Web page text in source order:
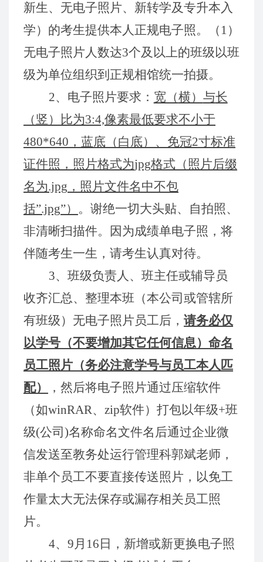
新生、 无电子照片、新转学及专升本入
学）的考生提供本人正规电子照。
（1）
无电子照片人数达3个及以上的班级以班
级为单位组织到正规相馆统一拍摄。
2、 电子照片要求： 宽（横） 与长
（竖）
比为3:4,像素最低要求不小于
480*640， 蓝底（白底） 、免冠2寸标准
证件照， 照片格式为jpg格式 （照片后缀
名为.jpg ，照片文件名中不包
括”.jpg”） 。谢绝一切大头贴、自拍照、
非清晰扫描件。因为成绩单电子照， 将
伴随考生一生 ， 请考生认真对待。
3、班级负责人、 班主任或辅导员
收齐汇总、整理本班 （本公司或管辖所
有班级） 无电子照片员工后， 请务必仅
以学号 （不要增加其它任何信息）命名
员工照片 （务必注意学号与员工本人匹
配）
，然后将电子照片通过压缩软件
（如winRAR、zip软件） 打包以年级+班
级(公司)名称命名文件名后通过企业微
信发送至教务处运行管理科郭斌老师，
非单个 员工不要直接传送照片 ， 以免工
作量太大无法保存或漏存相关员工照
片。
4、 9月 16 日，新增或新更换电子照